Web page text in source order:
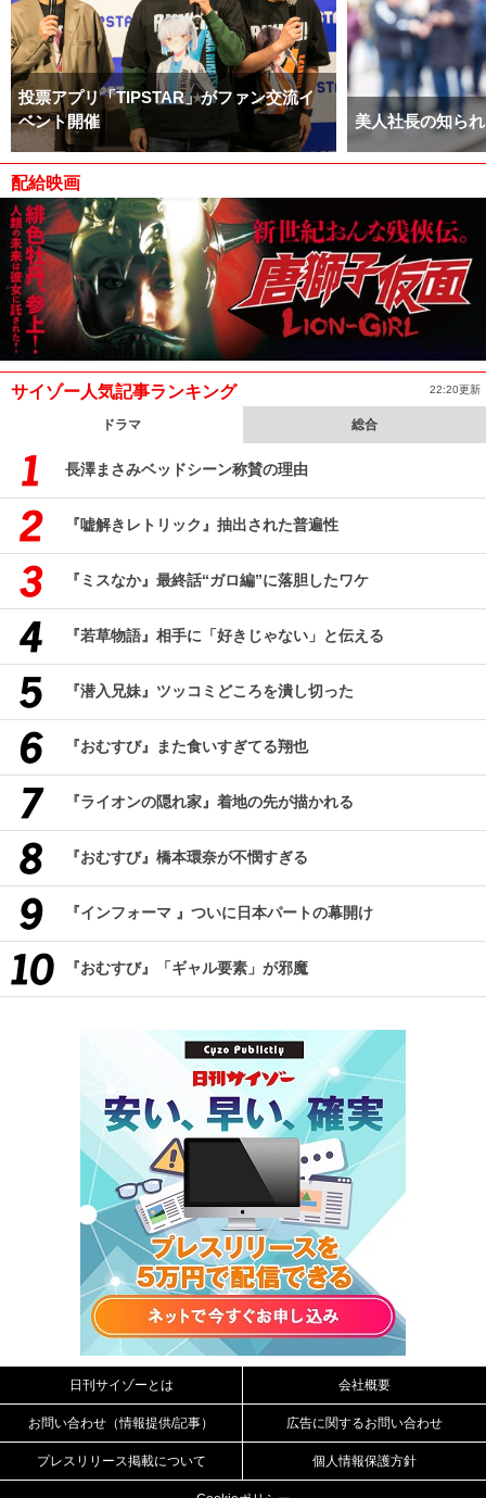
投票アプリ「TIPSTAR」がファン交流イ
ベント開催
美人社長の知ら
配給映画
サイゾー人気記事ランキング 22:20更新
ドラマ 総合
長澤まさみベッドシーン称賛の理由
『嘘解きレトリック』抽出された普遍性
『ミスなか』最終話“ガロ編”に落胆したワケ
『若草物語』相手に「好きじゃない」と伝える
『潜入兄妹』ツッコミどころを潰し切った
『おむすび』また食いすぎてる翔也
『ライオンの隠れ家』着地の先が描かれる
『おむすび』橋本環奈が不憫すぎる
『インフォーマ 』ついに日本パートの幕開け
『おむすび』「ギャル要素」が邪魔
日刊サイゾーとは 会社概要
お問い合わせ（情報提供/記事） 広告に関するお問い合わせ
プレスリリース掲載について 個人情報保護方針